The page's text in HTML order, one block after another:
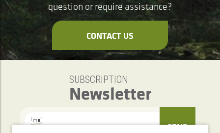
question or require assistance?
CONTACT US
SUBSCRIPTION
Newsletter
SEND